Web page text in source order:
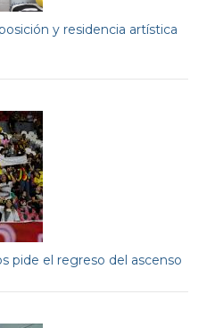
y residencia artística
pide el regreso del ascenso